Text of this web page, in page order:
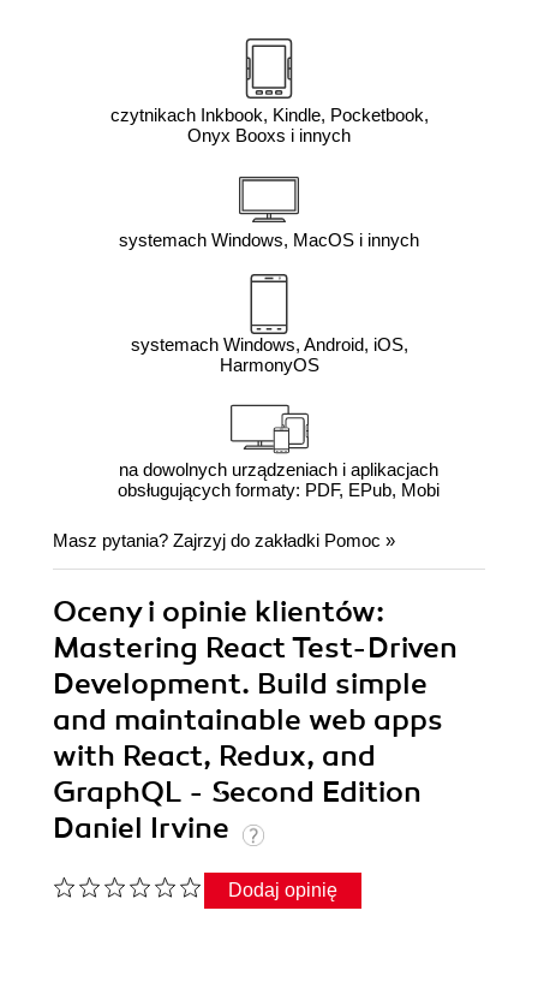
czytnikach Inkbook, Kindle, Pocketbook,
Onyx Booxs i innych
systemach Windows, MacOS i innych
systemach Windows, Android, iOS,
HarmonyOS
na dowolnych urządzeniach i aplikacjach
obsługujących formaty: PDF, EPub, Mobi
Masz pytania? Zajrzyj do zakładki Pomoc »
Oceny i opinie klientów:
Mastering React Test-Driven
Development. Build simple
and maintainable web apps
with React, Redux, and
GraphQL - Second Edition
Daniel Irvine
Dodaj opinię